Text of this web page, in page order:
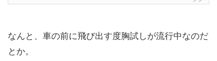
なんと、車の前に飛び出す度胸試しが流行中なのだ
とか。